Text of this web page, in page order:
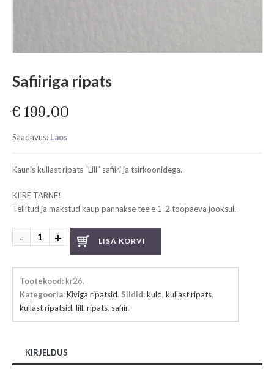
Safiiriga ripats
€ 199.00
Saadavus: Laos
Kaunis kullast ripats “Lill” safiiri ja tsirkoonidega.
KIIRE TARNE!
Tellitud ja makstud kaup pannakse teele 1-2 tööpäeva jooksul.
Safiiriga
ripats
LISA KORVI
Tootekood: kr26.
Kategooria:Kiviga ripatsid. Sildid:kuld, kullast ripats,
kullast ripatsid, lill, ripats, safiir.
KIRJELDUS